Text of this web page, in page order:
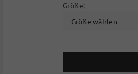
Größe:
Größe wählen